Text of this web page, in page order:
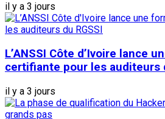
il y a 3 jours
L’ANSSI Côte d’Ivoire lance
certifiante pour les auditeurs
il y a 3 jours